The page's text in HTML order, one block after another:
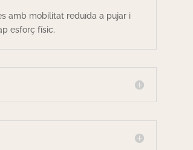
amb mobilitat reduïda a pujar i
esforç físic.